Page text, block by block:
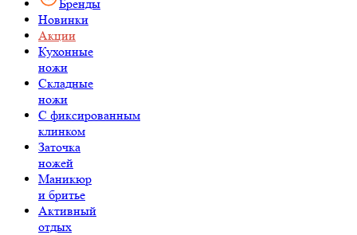
Бренды
Новинки
Акции
Кухонные
ножи
Складные
ножи
C фиксированным
клинком
Заточка
ножей
Маникюр
и бритье
Активный
отдых